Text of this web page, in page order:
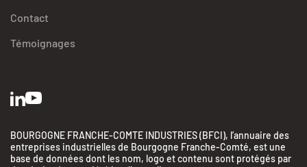
Contact
Témoignages
BOURGOGNE FRANCHE-COMTE INDUSTRIES (BFCI), l’annuaire des
entreprises industrielles de Bourgogne Franche-Comté, est une
base de données dont les nom, logo et contenu sont protégés par